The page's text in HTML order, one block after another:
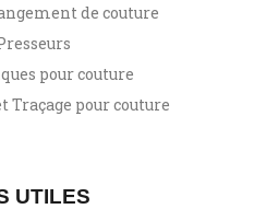
de couture
pour couture
Traçage pour couture
UTILES